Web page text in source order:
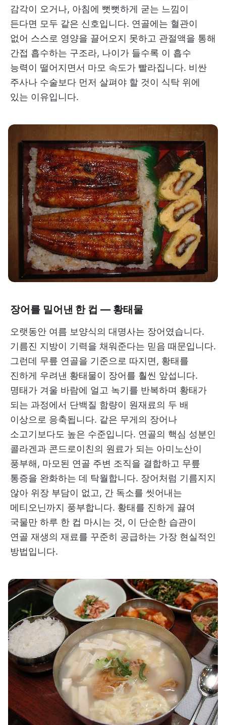
감각이 오거나, 아침에 뻣뻣하게 굳는 느낌이
든다면 모두 같은 신호입니다. 연골에는 혈관이
없어 스스로 영양을 끌어오지 못하고 관절액을 통해
간접 흡수하는 구조라, 나이가 들수록 이 흡수
능력이 떨어지면서 마모 속도가 빨라집니다. 비싼
주사나 수술보다 먼저 살펴야 할 것이 식탁 위에
있는 이유입니다.
장어를 밀어낸 한 컵 — 황태물
오랫동안 여름 보양식의 대명사는 장어였습니다.
기름진 지방이 기력을 채워준다는 믿음 때문입니다.
그런데 무릎 연골을 기준으로 따지면, 황태를
진하게 우려낸 황태물이 장어를 훨씬 앞섭니다.
명태가 겨울 바람에 얼고 녹기를 반복하며 황태가
되는 과정에서 단백질 함량이 원재료의 두 배
이상으로 응축됩니다. 같은 무게의 장어나
소고기보다도 높은 수준입니다. 연골의 핵심 성분인
콜라겐과 콘드로이친의 원료가 되는 아미노산이
풍부해, 마모된 연골 주변 조직을 결합하고 무릎
통증을 완화하는 데 탁월합니다. 장어처럼 기름지지
않아 위장 부담이 없고, 간 독소를 씻어내는
메티오닌까지 풍부합니다. 황태를 진하게 끓여
국물만 하루 한 컵 마시는 것, 이 단순한 습관이
연골 재생의 재료를 꾸준히 공급하는 가장 현실적인
방법입니다.